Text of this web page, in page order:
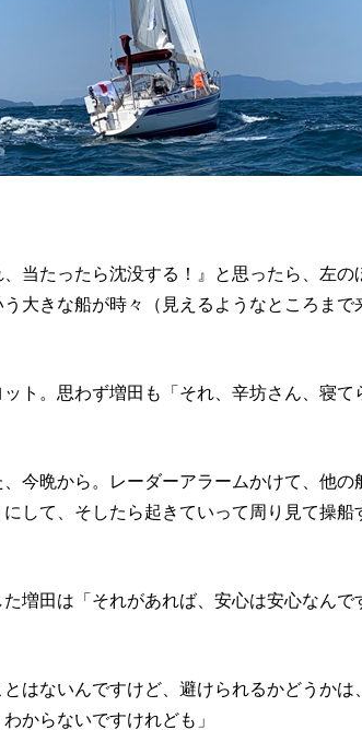
当たったら沈没する！』と思ったら、左の
大きな船が時々（見えるようなところまで
ト。思わず増田も「それ、辛坊さん、寝て
今晩から。レーダーアラームかけて、他の
して、そしたら起きていって周り見て操船
増田は「それがあれば、安心は安心なんで
はないんですけど、避けられるかどうかは
からないですけれども」